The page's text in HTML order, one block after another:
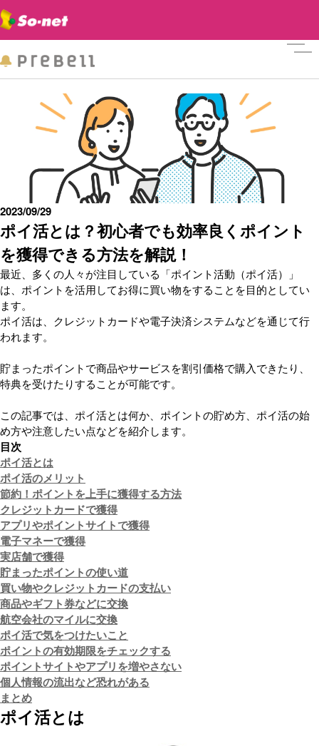
ポイ活とは？初心者でも効率良くポイント
を獲得できる方法を解説！
2023/09/29
最近、多くの人々が注目している「ポイント活動（ポイ活）」
は、ポイントを活用してお得に買い物をすることを目的としてい
ます。
ポイ活は、クレジットカードや電子決済システムなどを通じて行
われます。
貯まったポイントで商品やサービスを割引価格で購入できたり、
特典を受けたりすることが可能です。
この記事では、ポイ活とは何か、ポイントの貯め方、ポイ活の始
め方や注意したい点などを紹介します。
目次
ポイ活とは
ポイ活のメリット
節約！ポイントを上手に獲得する方法
クレジットカードで獲得
アプリやポイントサイトで獲得
電子マネーで獲得
実店舗で獲得
貯まったポイントの使い道
買い物やクレジットカードの支払い
商品やギフト券などに交換
航空会社のマイルに交換
ポイ活で気をつけたいこと
ポイントの有効期限をチェックする
ポイントサイトやアプリを増やさない
個人情報の流出など恐れがある
まとめ
ポイ活とは